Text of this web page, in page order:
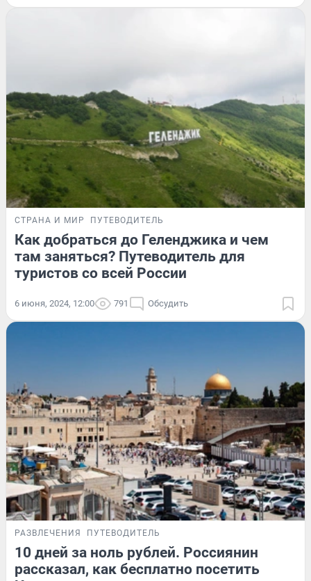
СТРАНА И МИР ПУТЕВОДИТЕЛЬ
Как добраться до Геленджика и чем
там заняться? Путеводитель для
туристов со всей России
6 июня, 2024, 12:00 791 Обсудить
РАЗВЛЕЧЕНИЯ ПУТЕВОДИТЕЛЬ
10 дней за ноль рублей. Россиянин
рассказал, как бесплатно посетить